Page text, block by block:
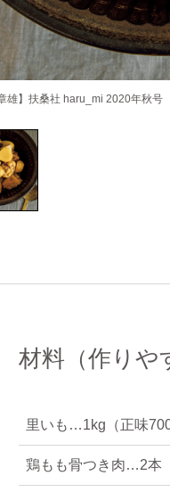
雄】扶桑社 haru_mi 2020年秋号
材料（作りや
里いも…1kg（正味
鶏もも骨つき肉…2本